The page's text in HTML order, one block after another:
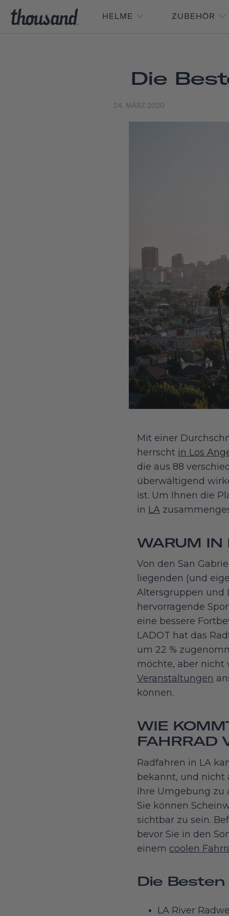
HELME ZUBEHÖR
Die
24. MÄRZ 2020
Mit einer
herrscht in Los
die aus 88
überwältigend
ist. Um Ihnen die
in LA
WARUM IN
Von den San
liegenden (und
Altersgruppen und
hervorragende
eine bessere
LADOT hat das
um 22 %
möchte, aber nicht
Veranstaltungen
können.
WIE
FAHRRAD
Radfahren in LA
bekannt, und nicht
Ihre Umgebung zu
Sie können
sichtbar zu sein.
bevor Sie in den
einem coolen
Die
LA River